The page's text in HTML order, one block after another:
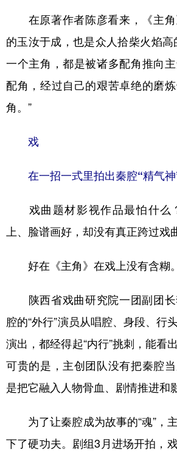
在原著作者陈彦看来，《主角
的玉汝于成，也是众人拾柴火焰高
一个主角，都是被诸多配角推向
配角，经过自己的艰苦卓绝的磨
角。”
戏
在一招一式里拍出秦腔“精气神
戏曲题材影视作品最怕什么
上、脸谱画好，却没有真正跨过戏
好在《主角》在戏上没有含糊。
陕西省戏曲研究院一团副团长
腔的“外行”演员从唱腔、身段、行
演出，都经得起“内行”挑刺，能看
可贵的是，主创团队没有把秦腔
是把它融入人物骨血、剧情推进和
为了让秦腔成为故事的“魂”，
下了硬功夫。剧组3月进场开拍，